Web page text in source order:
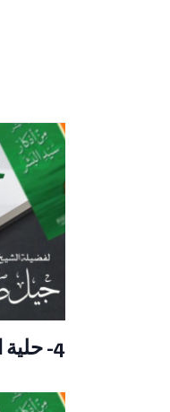
4- حلية البشر من أذكار سيد البشر